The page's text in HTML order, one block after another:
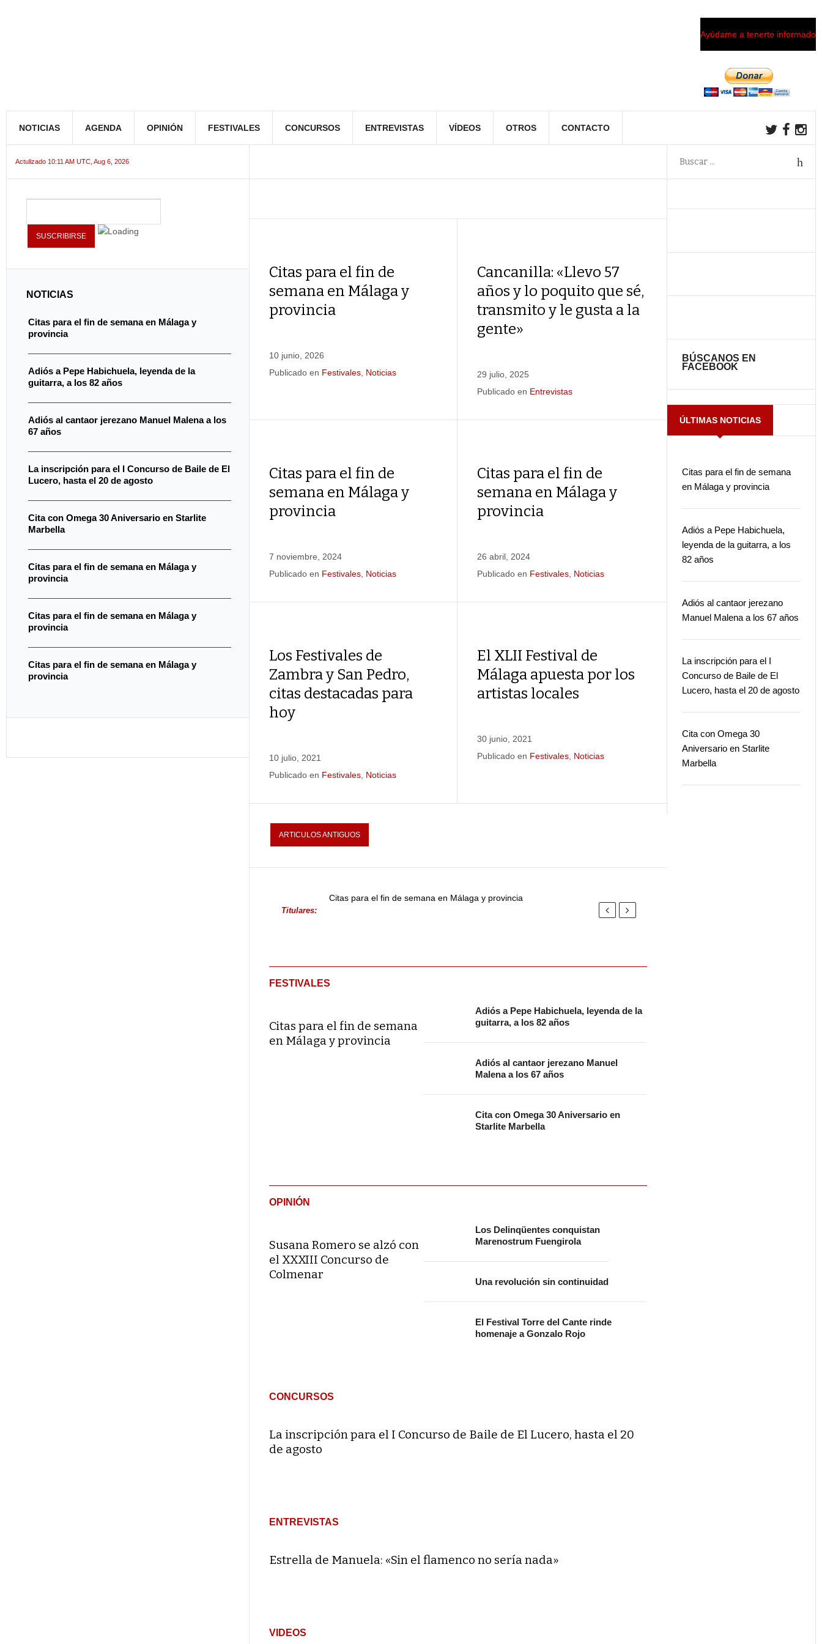
Ayúdame a tenerte informado
NOTICIAS AGENDA OPINIÓN FESTIVALES CONCURSOS ENTREVISTAS VÍDEOS OTROS CONTACTO
Actulizado 10:11 AM UTC, Aug 6, 2026
Citas para el fin de
semana en Málaga y
provincia
10 junio, 2026
Publicado en Festivales Noticias
Cancanilla: «Llevo 57
años y lo poquito que sé,
transmito y le gusta a la
gente»
29 julio, 2025
Publicado en Entrevistas
Citas para el fin de
semana en Málaga y
provincia
7 noviembre, 2024
Publicado en Festivales Noticias
Citas para el fin de
semana en Málaga y
provincia
26 abril, 2024
Publicado en Festivales Noticias
Los Festivales de
Zambra y San Pedro,
citas destacadas para
hoy
10 julio, 2021
Publicado en Festivales Noticias
El XLII Festival de
Málaga apuesta por los
artistas locales
30 junio, 2021
Publicado en Festivales Noticias
ARTICULOS ANTIGUOS
Titulares:
Citas para el fin de semana en Málaga y provincia
FESTIVALES
Citas para el fin de semana
en Málaga y provincia
Adiós a Pepe Habichuela, leyenda de la
guitarra, a los 82 años
Adiós al cantaor jerezano Manuel
Malena a los 67 años
Cita con Omega 30 Aniversario en
Starlite Marbella
OPINIÓN
Susana Romero se alzó con
el XXXIII Concurso de
Colmenar
Los Delinqüentes conquistan
Marenostrum Fuengirola
Una revolución sin continuidad
El Festival Torre del Cante rinde
homenaje a Gonzalo Rojo
CONCURSOS
La inscripción para el I Concurso de Baile de El Lucero, hasta el 20
de agosto
ENTREVISTAS
Estrella de Manuela: «Sin el flamenco no sería nada»
VIDEOS
BÚSCANOS EN
FACEBOOK
ÚLTIMAS NOTICIAS
Citas para el fin de semana
en Málaga y provincia
Adiós a Pepe Habichuela,
leyenda de la guitarra, a los
82 años
Adiós al cantaor jerezano
Manuel Malena a los 67 años
La inscripción para el I
Concurso de Baile de El
Lucero, hasta el 20 de agosto
Cita con Omega 30
Aniversario en Starlite
Marbella
NOTICIAS
Citas para el fin de semana en Málaga y
provincia
Adiós a Pepe Habichuela, leyenda de la
guitarra, a los 82 años
Adiós al cantaor jerezano Manuel Malena a los
67 años
La inscripción para el I Concurso de Baile de El
Lucero, hasta el 20 de agosto
Cita con Omega 30 Aniversario en Starlite
Marbella
Citas para el fin de semana en Málaga y
provincia
Citas para el fin de semana en Málaga y
provincia
Citas para el fin de semana en Málaga y
provincia